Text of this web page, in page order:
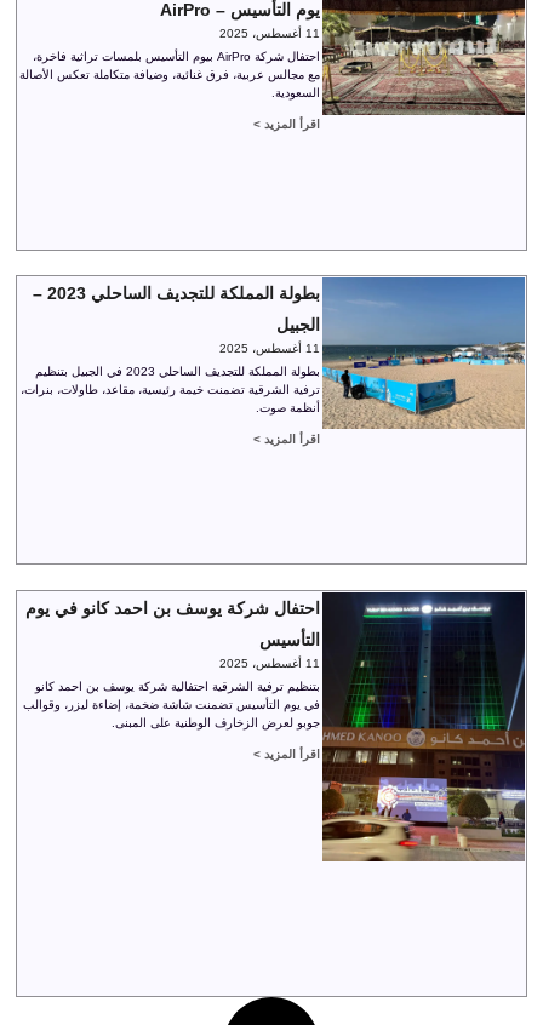
يوم التأسيس – AirPro
11 أغسطس، 2025
احتفال شركة AirPro بيوم التأسيس بلمسات تراثية فاخرة،
مع مجالس عربية، فرق غنائية، وضيافة متكاملة تعكس الأصالة
السعودية.
اقرأ المزيد >
بطولة المملكة للتجديف الساحلي 2023 –
الجبيل
11 أغسطس، 2025
بطولة المملكة للتجديف الساحلي 2023 في الجبيل بتنظيم
ترفية الشرقية تضمنت خيمة رئيسية، مقاعد، طاولات، بنرات،
أنظمة صوت.
اقرأ المزيد >
احتفال شركة يوسف بن احمد كانو في يوم
التأسيس
11 أغسطس، 2025
بتنظيم ترفية الشرقية احتفالية شركة يوسف بن احمد كانو
في يوم التأسيس تضمنت شاشة ضخمة، إضاءة ليزر، وقوالب
جوبو لعرض الزخارف الوطنية على المبنى.
اقرأ المزيد >